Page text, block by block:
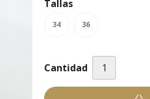
Tallas
34 36
Cantidad